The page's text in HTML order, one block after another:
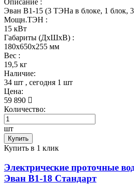
Описание :
Эван В1-15 (3 ТЭНа в блоке, 1 блок,
Мощн.ТЭН :
15 кВт
Габариты (ДхШхВ) :
180x650x255 мм
Вес :
19,5 кг
Наличие:
34 шт , сегодня 1 шт
Цена:
59 890
Количество:
шт
Купить
Купить в 1 клик
Электрические проточные
Эван В1-18 Стандарт